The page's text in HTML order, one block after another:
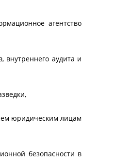
агентство
аудита и
юридическим лицам
безопасности в